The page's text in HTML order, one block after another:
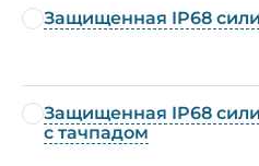
Защищенная IP68
Защищенная IP68
с тачпадом